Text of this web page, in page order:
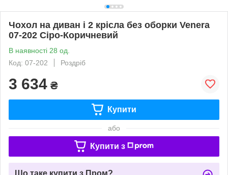
Чохол на диван і 2 крісла без оборки Venera
07-202 Сіро-Коричневий
В наявності 28 од.
Код: 07-202
Роздріб
3 634 ₴
Купити
або
Купити з
Що таке купити з Пром?